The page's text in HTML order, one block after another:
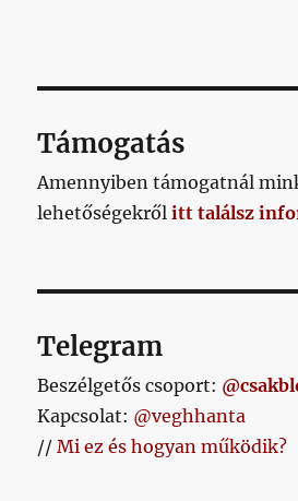
Támogatás
Amennyiben támogatnál
lehetőségekrőlitt találsz
Telegram
Beszélgetős csoport:
Kapcsolat: @veghhanta
//Mi ez és hogyan működik?